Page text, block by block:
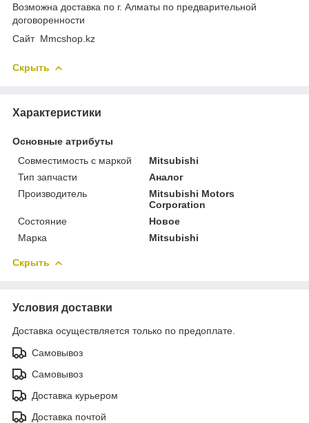
Возможна доставка по г. Алматы по предварительной
договоренности
Cайт Mmcshop.kz
Скрыть
Характеристики
Основные атрибуты
Совместимость с маркой
Mitsubishi
Тип запчасти
Аналог
Производитель
Mitsubishi Motors
Corporation
Состояние
Новое
Марка
Mitsubishi
Скрыть
Условия доставки
Доставка осуществляется только по предоплате.
Самовывоз
Самовывоз
Доставка курьером
Доставка почтой